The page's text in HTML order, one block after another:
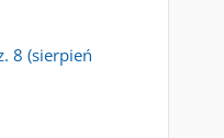
8 (sierpień